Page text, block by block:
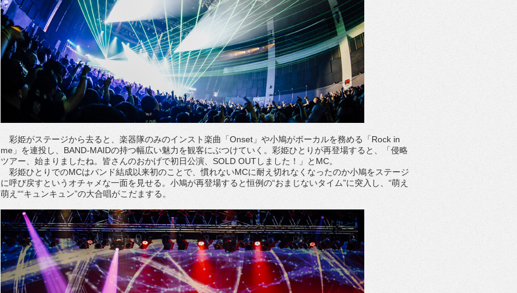
彩姫がステージから去ると、楽器隊のみのインスト楽曲「Onset」や小鳩がボーカルを務める「Rock in
me」を連投し、BAND-MAIDの持つ幅広い魅力を観客にぶつけていく。彩姫ひとりが再登場すると、「侵略
ツアー、始まりましたね。皆さんのおかげで初日公演、SOLD OUTしました！」とMC。
彩姫ひとりでのMCはバンド結成以来初のことで、慣れないMCに耐え切れなくなったのか小鳩をステージ
に呼び戻すというオチャメな一面を見せる。小鳩が再登場すると恒例の“おまじないタイム”に突入し、“萌え
萌え““キュンキュン”の大合唱がこだまする。